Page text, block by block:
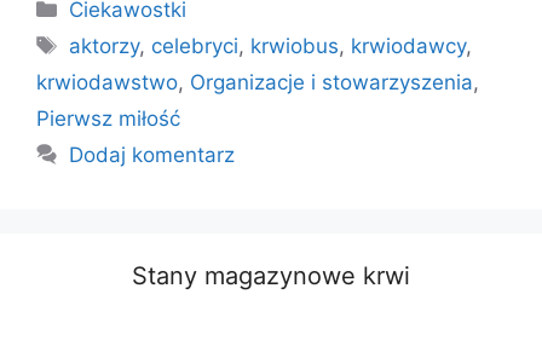
Kategorie
Ciekawostki
Tagi
aktorzy, celebryci, krwiobus, krwiodawcy,
krwiodawstwo, Organizacje i stowarzyszenia,
Pierwsz miłość
Dodaj komentarz
Stany magazynowe krwi